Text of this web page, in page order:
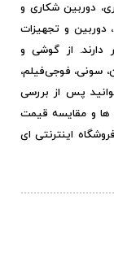
دوربین شکاری و
و تجهیزات
دارند. از گوشی و
سونی، فوجی‌فیلم،
پس از بررسی
و مقایسه قیمت
اینترنتی ای